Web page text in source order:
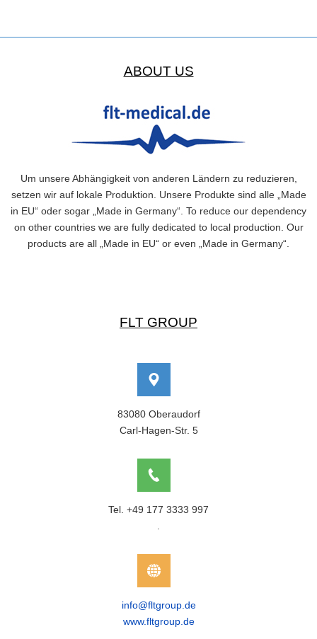
ABOUT US
Um unsere Abhängigkeit von anderen Ländern zu reduzieren,
setzen wir auf lokale Produktion. Unsere Produkte sind alle „Made
in EU“ oder sogar „Made in Germany“. To reduce our dependency
on other countries we are fully dedicated to local production. Our
products are all „Made in EU“ or even „Made in Germany“.
FLT GROUP
83080 Oberaudorf
Carl-Hagen-Str. 5
Tel. +49 177 3333 997
info@fltgroup.de
www.fltgroup.de